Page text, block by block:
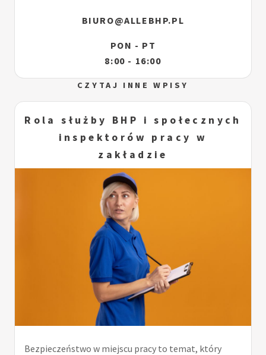
BIURO@ALLEBHP.PL
PON - PT
8:00 - 16:00
CZYTAJ INNE WPISY
Rola służby BHP i społecznych
inspektorów pracy w
zakładzie
Bezpieczeństwo w miejscu pracy to temat, który